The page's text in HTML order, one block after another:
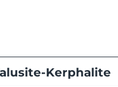
Kerphalite